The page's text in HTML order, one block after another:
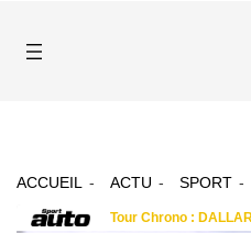
ACCUEIL ACTU SPORT